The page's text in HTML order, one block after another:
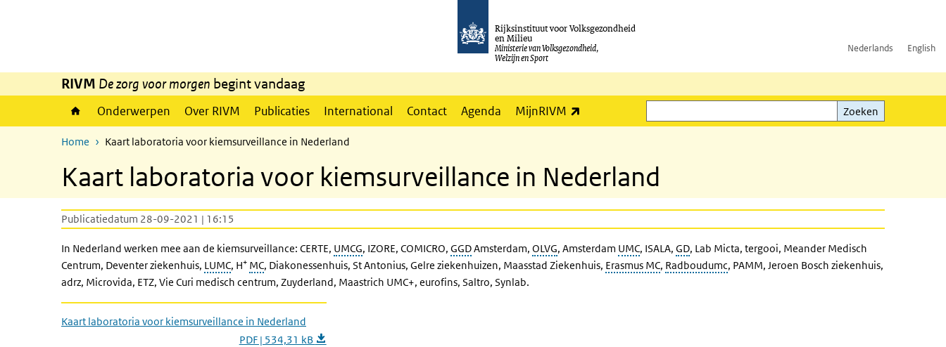
Rijksinstituut voor Volksgezondheid
en Milieu
Ministerie van Volksgezondheid,
Welzijn en Sport
Nederlands English
RIVM De zorg voor morgen begint vandaag
Onderwerpen Over RIVM Publicaties International Contact Agenda MijnRIVM
Zoeken
Zoeken
Home Kaart laboratoria voor kiemsurveillance in Nederland
Kaart laboratoria voor kiemsurveillance in Nederland
Publicatiedatum 28-09-2021 | 16:15
In Nederland werken mee aan de kiemsurveillance: CERTE, UMCG, IZORE, COMICRO, GGDAmsterdam, OLVG, Amsterdam UMC, ISALA, GD, Lab Micta, tergooi, Meander Medisch
Centrum, Deventer ziekenhuis, LUMC, H+ MC, Diakonessenhuis, St Antonius, Gelre ziekenhuizen, Maasstad Ziekenhuis, Erasmus MC, Radboudumc, PAMM, Jeroen Bosch ziekenhuis,
adrz, Microvida, ETZ, Vie Curi medisch centrum, Zuyderland, Maastrich UMC+, eurofins, Saltro, Synlab.
Kaart laboratoria voor kiemsurveillance in Nederland
PDF | 534,31 kB